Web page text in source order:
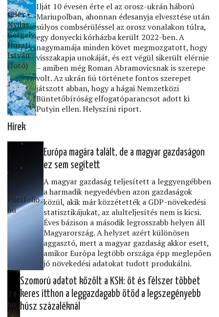
telex •
Nyilas
Gergely,
Huszti
István
(fotó)
Ilját 10 évesen érte el az orosz-ukrán háború
Mariupolban, ahonnan édesanyja elvesztése után
súlyos combsérüléssel az orosz vonalakon túlra,
egy donyecki kórházba került 2022-ben. A
nagymamája minden követ megmozgatott, hogy
visszakapja unokáját, és ezt végül sikerült elérnie
– amiben még Roman Abramovicsnak is szerepe
volt. Az ukrán ﬁú története fontos szerepet
játszott abban, hogy a hágai Nemzetközi
Büntetőbíróság elfogatóparancsot adott ki
Putyin ellen. Helyszíni riport.
Hírek
Portfolio․
hu
Európa magára talált, de a magyar gazdaságon
ez sem segített
A magyar gazdaság teljesített a leggyengébben
a harmadik negyedévben azon gazdaságok
közül, akik már közzétették a GDP-növekedési
statisztikájukat, az alulteljesítés nem is kicsi.
Éves bázison a második legrosszabb helyen áll
Magyarország. A helyzet azért különösen
aggasztó, mert a magyar gazdaság akkor esett,
amikor Európa legtöbb országa épp meglepően
jó növekedési adatokat tudott produkálni.
24․
hu
Szomorú adatot közölt a KSH: öt és félszer többet
keres itthon a leggazdagabb ötöd a legszegényebb
húsz százaléknál